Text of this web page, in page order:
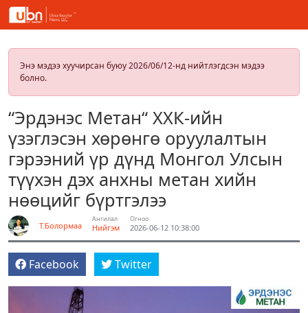
Энэ мэдээ хуучирсан буюу 2026/06/12-нд нийтлэгдсэн мэдээ
болно.
“Эрдэнэс Метан“ ХХК-ийн
үзэглэсэн хөрөнгө оруулалтын
гэрээний үр дүнд Монгол Улсын
түүхэн дэх анхны метан хийн
нөөцийг бүртгэлээ
Т.Болормаа
Ангилал
Нийгэм
Огноо
2026-06-12 10:38:00
Facebook Twitter